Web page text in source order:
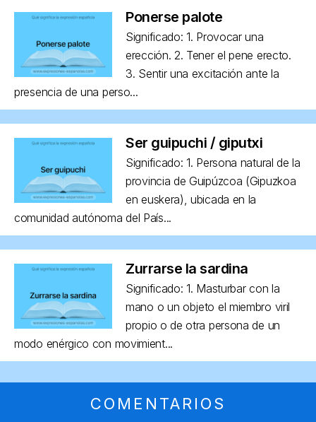
Ponerse palote
Significado: 1. Provocar una
erección. 2. Tener el pene erecto.
3. Sentir una excitación ante la
presencia de una perso...
Ser guipuchi / giputxi
Significado: 1. Persona natural de la
provincia de Guipúzcoa (Gipuzkoa
en euskera), ubicada en la
comunidad autónoma del País...
Zurrarse la sardina
Significado: 1. Masturbar con la
mano o un objeto el miembro viril
propio o de otra persona de un
modo enérgico con movimient...
COMENTARIOS